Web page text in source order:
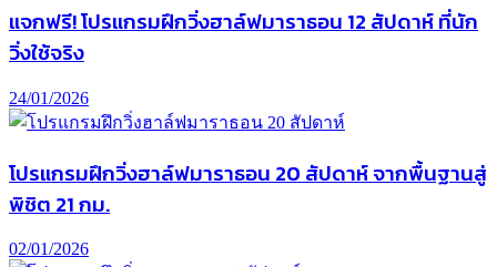
แจกฟรี! โปรแกรมฝึกวิ่งฮาล์ฟมาราธอน 12 สัปดาห์ ที่นัก
วิ่งใช้จริง
24/01/2026
โปรแกรมฝึกวิ่งฮาล์ฟมาราธอน 20 สัปดาห์ จากพื้นฐานสู่
พิชิต 21 กม.
02/01/2026